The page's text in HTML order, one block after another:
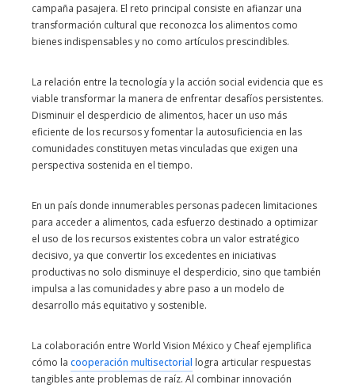
campaña pasajera. El reto principal consiste en afianzar una
transformación cultural que reconozca los alimentos como
bienes indispensables y no como artículos prescindibles.
La relación entre la tecnología y la acción social evidencia que es
viable transformar la manera de enfrentar desafíos persistentes.
Disminuir el desperdicio de alimentos, hacer un uso más
eficiente de los recursos y fomentar la autosuficiencia en las
comunidades constituyen metas vinculadas que exigen una
perspectiva sostenida en el tiempo.
En un país donde innumerables personas padecen limitaciones
para acceder a alimentos, cada esfuerzo destinado a optimizar
el uso de los recursos existentes cobra un valor estratégico
decisivo, ya que convertir los excedentes en iniciativas
productivas no solo disminuye el desperdicio, sino que también
impulsa a las comunidades y abre paso a un modelo de
desarrollo más equitativo y sostenible.
La colaboración entre World Vision México y Cheaf ejemplifica
cómo la cooperación multisectorial logra articular respuestas
tangibles ante problemas de raíz. Al combinar innovación